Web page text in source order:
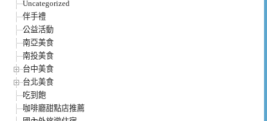
Uncategorized
伴手禮
公益活動
南亞美食
南投美食
台中美食
台北美食
吃到飽
咖啡廳甜點店推薦